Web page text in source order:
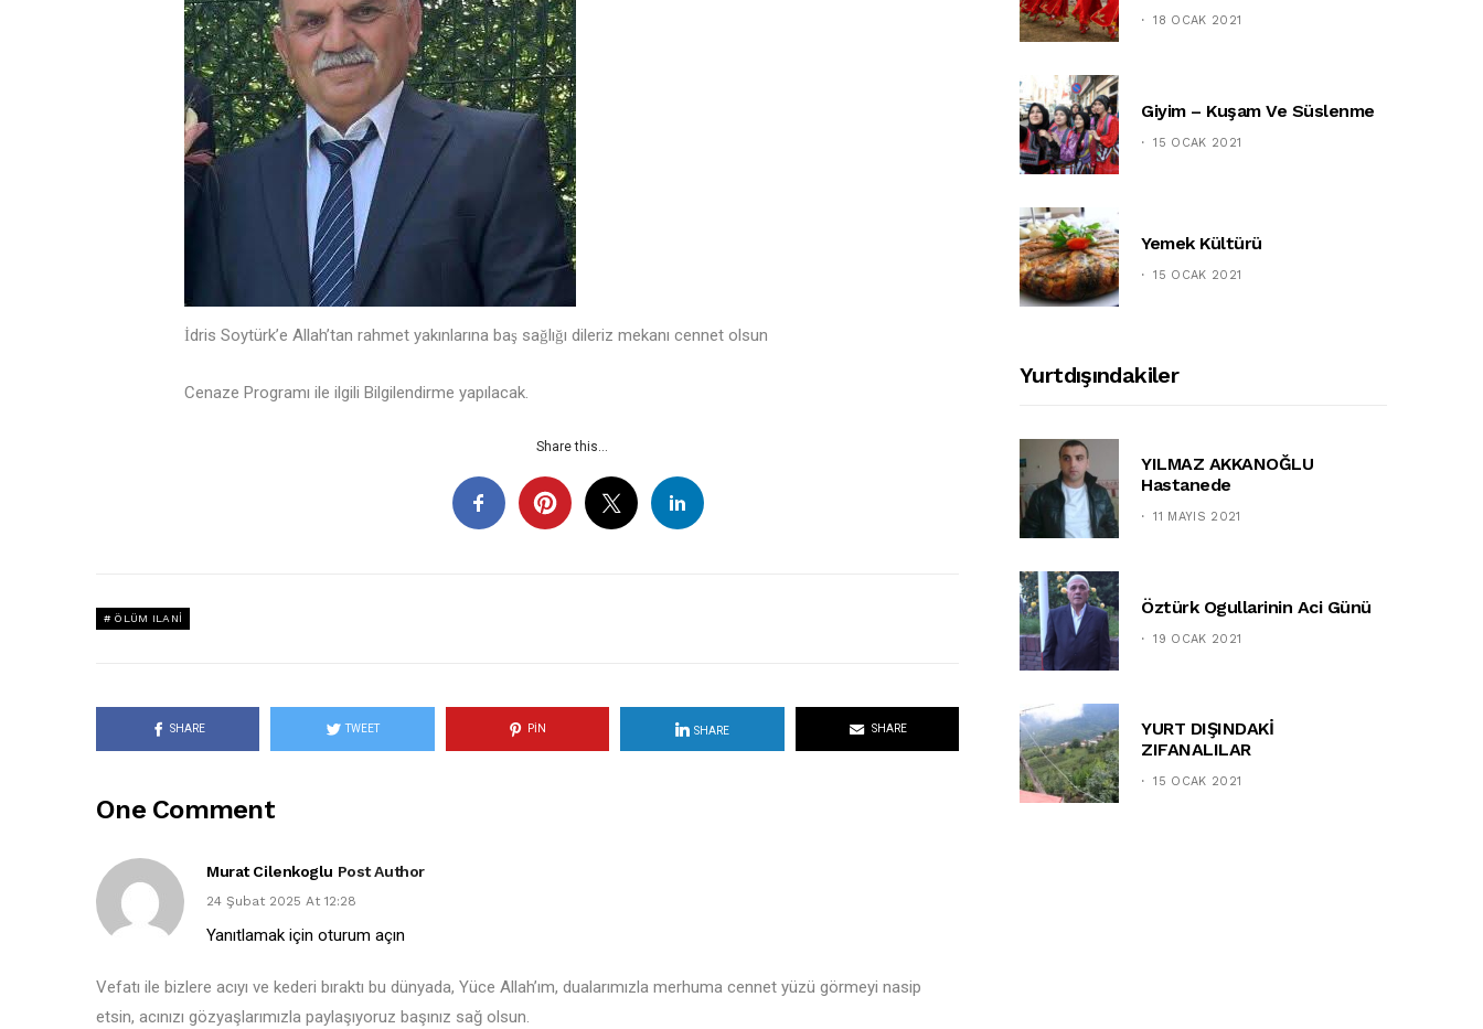
İdris Soytürk’e Allah’tan rahmet yakınlarına baş sağlığı dileriz mekanı cennet olsun
Cenaze Programı ile ilgili Bilgilendirme yapılacak.
Share this...
ÖLÜM ILANI
SHARE TWEET PIN SHARE SHARE
One Comment
Murat Cilenkoglu Post Author
24 Şubat 2025 At 12:28
Yanıtlamak için oturum açın
Vefatı ile bizlere acıyı ve kederi bıraktı bu dünyada, Yüce Allah’ım, dualarımızla merhuma cennet yüzü görmeyi nasip
etsin, acınızı gözyaşlarımızla paylaşıyoruz başınız sağ olsun.
18 OCAK 2021
Giyim – Kuşam Ve Süslenme
15 OCAK 2021
Yemek Kültürü
15 OCAK 2021
Yurtdışındakiler
YILMAZ AKKANOĞLU
Hastanede
11 MAYIS 2021
Öztürk Ogullarinin Aci Günü
19 OCAK 2021
YURT DIŞINDAKİ
ZIFANALILAR
15 OCAK 2021